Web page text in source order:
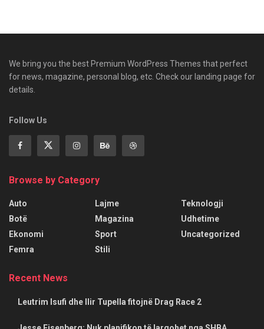
We bring you the best Premium WordPress Themes that perfect
for news, magazine, personal blog, etc. Check our landing page for
details.
Follow Us
Browse by Category
Auto
Botë
Ekonomi
Femra
Lajme
Magazina
Sport
Stili
Teknologji
Udhetime
Uncategorized
Recent News
Leutrim Isufi dhe Ilir Tupella fitojnë Drag Race 2